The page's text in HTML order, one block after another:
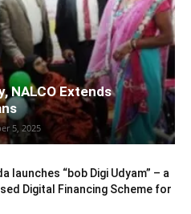
NALCO Extends
5, 2025
launches “bob Digi Udyam” – a
Digital Financing Scheme for